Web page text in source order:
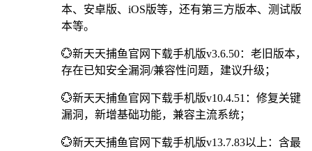
本、安卓版、iOS版等，还有第三方版本、测试版
本等。
💮新天天捕鱼官网下载手机版v3.6.50：老旧版本，
存在已知安全漏洞/兼容性问题，建议升级；
💮新天天捕鱼官网下载手机版v10.4.51：修复关键
漏洞，新增基础功能，兼容主流系统；
💮新天天捕鱼官网下载手机版v13.7.83以上：含最